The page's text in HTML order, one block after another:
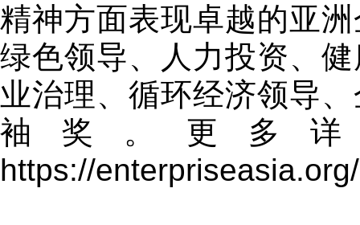
精神方面表现卓越的亚
绿色领导、人力投资、
业治理、循环经济领导
袖奖。更多
https://